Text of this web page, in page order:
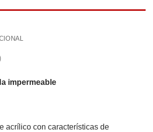
impermeable
acrílico con características de